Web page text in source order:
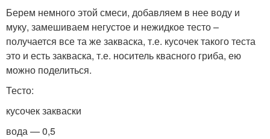
Берем немного этой смеси, добавляем в нее воду и
муку, замешиваем негустое и нежидкое тесто –
получается все та же закваска, т.е. кусочек такого теста
это и есть закваска, т.е. носитель квасного гриба, ею
можно поделиться.
Тесто:
кусочек закваски
вода — 0,5